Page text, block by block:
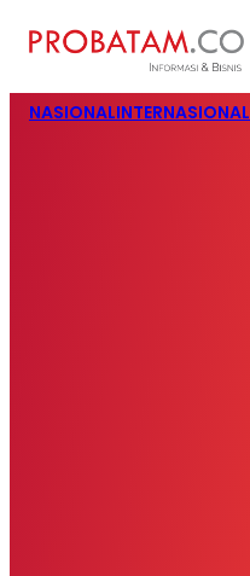
NASIONALINTERNASIONAL